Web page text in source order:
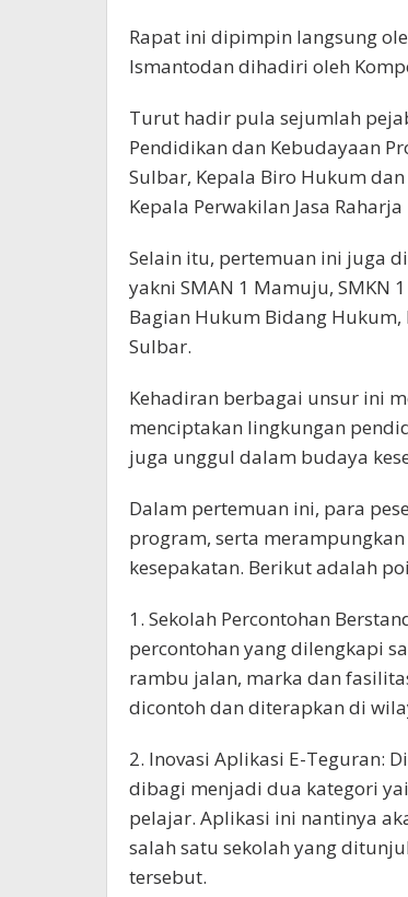
Rapat ini dipimpin langsung
Ismantodan dihadiri oleh
Turut hadir pula sejumlah
Pendidikan dan Kebudayaan
Sulbar, Kepala Biro Hukum dan
Kepala Perwakilan Jasa
Selain itu, pertemuan ini juga
yakni SMAN 1 Mamuju, SMKN
Bagian Hukum Bidang
Sulbar.
Kehadiran berbagai unsur ini
menciptakan lingkungan
juga unggul dalam budaya
Dalam pertemuan ini, para
program, serta
kesepakatan. Berikut adalah
1. Sekolah Percontohan
percontohan yang dilengkapi
rambu jalan, marka dan
dicontoh dan diterapkan di
2. Inovasi Aplikasi E-Teguran:
dibagi menjadi dua kategori
pelajar. Aplikasi ini nantinya
salah satu sekolah yang
tersebut.